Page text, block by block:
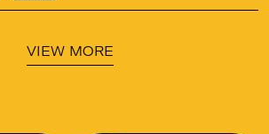
VIEW MORE